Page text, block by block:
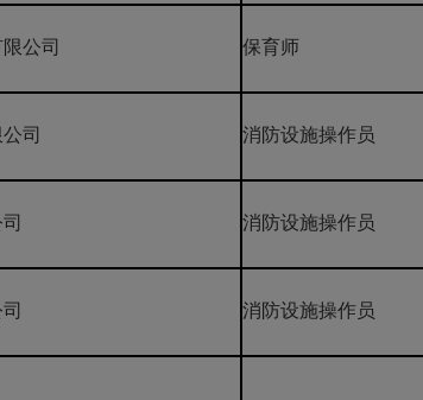
公司 保育师
司 消防设施操作员
消防设施操作员
消防设施操作员